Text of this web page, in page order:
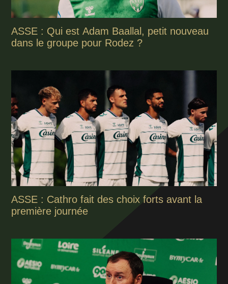
ASSE : Qui est Adam Baallal, petit nouveau
dans le groupe pour Rodez ?
ASSE : Cathro fait des choix forts avant la
première journée